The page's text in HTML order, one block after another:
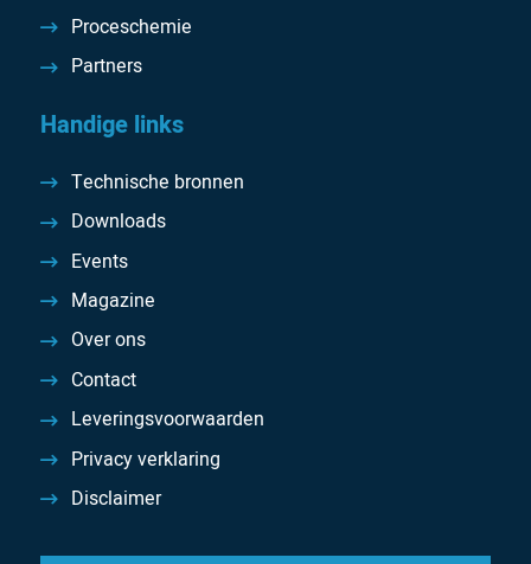
Proceschemie
Partners
Handige links
Technische bronnen
Downloads
Events
Magazine
Over ons
Contact
Leveringsvoorwaarden
Privacy verklaring
Disclaimer